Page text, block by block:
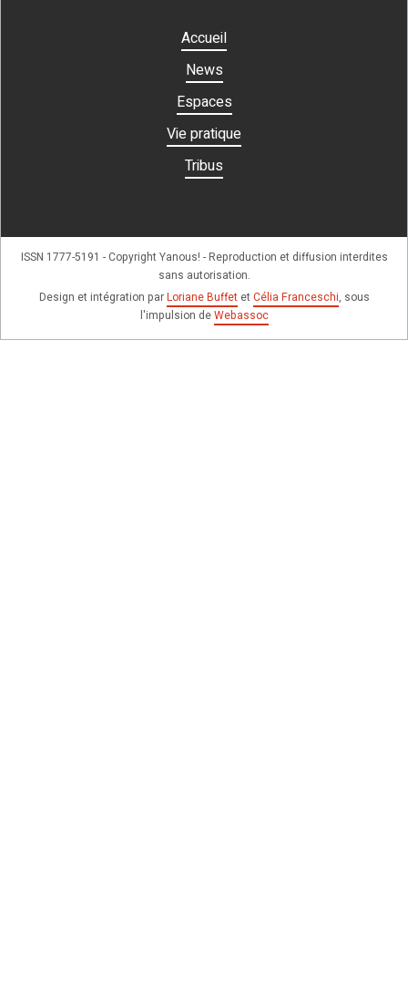
Accueil
News
Espaces
Vie pratique
Tribus
ISSN 1777-5191 - Copyright Yanous! - Reproduction et diffusion interdites
sans autorisation.
Design et intégration parLoriane Buffetet Célia Franceschi, sous
l'impulsion deWebassoc